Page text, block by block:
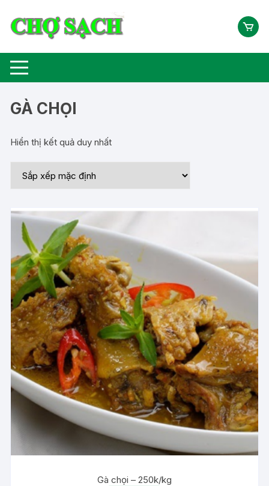
GÀ CHỌI
Hiển thị kết quả duy nhất
Gà chọi – 250k/kg